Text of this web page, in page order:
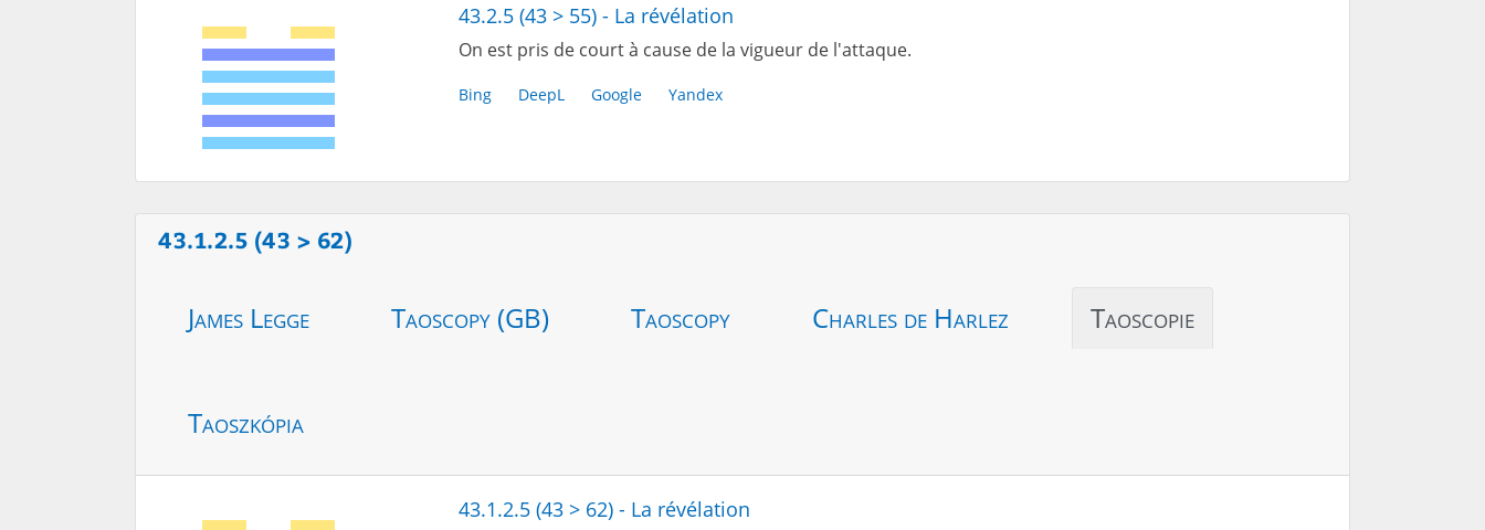
43.2.5 (43 > 55) - La révélation
On est pris de court à cause de la vigueur de l'attaque.
Bing DeepL Google Yandex
43.1.2.5 (43 > 62)
James Legge Taoscopy (GB) Taoscopy Charles de Harlez Taoscopie
Taoszkópia
43.1.2.5 (43 > 62) - La révélation